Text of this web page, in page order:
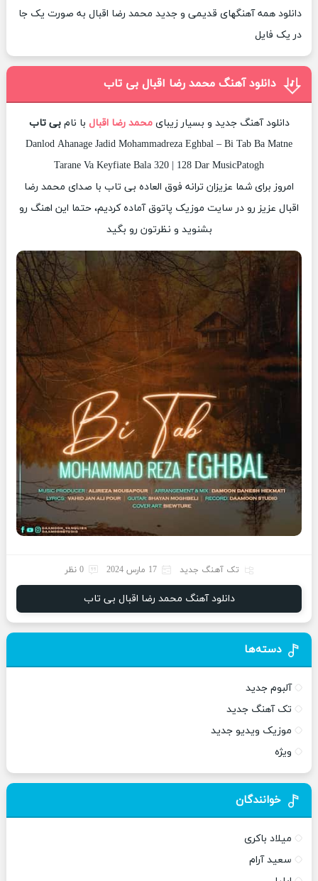
دانلود همه آهنگهای قدیمی و جدید محمد رضا اقبال به صورت یک جا
در یک فایل
دانلود آهنگ محمد رضا اقبال بی تاب
دانلود آهنگ جدید و بسیار زیبایمحمد رضا اقبال با نامبی تاب
Danlod Ahanage Jadid Mohammadreza Eghbal – Bi Tab Ba Matne
Tarane Va Keyfiate Bala 320 | 128 Dar MusicPatogh
امروز برای شما عزیزان ترانه فوق العاده بی تاب با صدای محمد رضا
اقبال عزیز رو در سایت موزیک پاتوق آماده کردیم، حتما این اهنگ رو
بشنوید و نظرتون رو بگید
تک آهنگ جدید 17 مارس 2024 0 نظر
دانلود آهنگ محمد رضا اقبال بی تاب
دسته‌ها
آلبوم جدید
تک آهنگ جدید
موزیک ویدیو جدید
ویژه
خوانندگان
میلاد باکری
سعید آرام